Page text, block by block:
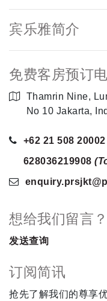
宾乐雅简介
免费客房预订
Thamrin Nine,
No 10 Jakarta,
+62 21 508 20002
628036219908
enquiry.prsjkt
想给我们留言？
发送查询
订阅简讯
抢先了解我们的尊享优